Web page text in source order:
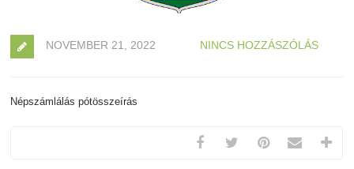
NOVEMBER 21, 2022 NINCS HOZZÁSZÓLÁS
Népszámlálás pótösszeírás